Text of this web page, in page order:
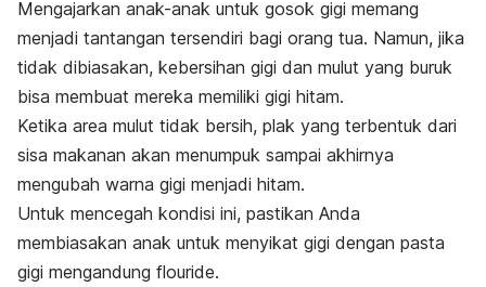
Mengajarkan anak-anak untuk gosok gigi memang
menjadi tantangan tersendiri bagi orang tua. Namun, jika
tidak dibiasakan, kebersihan gigi dan mulut yang buruk
bisa membuat mereka memiliki gigi hitam.
Ketika area mulut tidak bersih, plak yang terbentuk dari
sisa makanan akan menumpuk sampai akhirnya
mengubah warna gigi menjadi hitam.
Untuk mencegah kondisi ini, pastikan Anda
membiasakan anak untuk menyikat gigi dengan pasta
gigi mengandung flouride.